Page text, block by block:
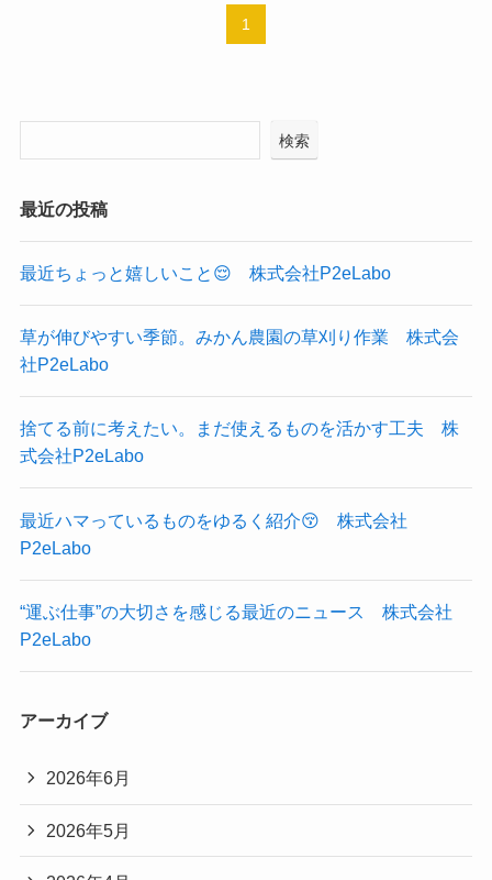
1
検索
最近の投稿
最近ちょっと嬉しいこと😌 株式会社P2eLabo
草が伸びやすい季節。みかん農園の草刈り作業 株式会
社P2eLabo
捨てる前に考えたい。まだ使えるものを活かす工夫 株
式会社P2eLabo
最近ハマっているものをゆるく紹介😚 株式会社
P2eLabo
“運ぶ仕事”の大切さを感じる最近のニュース 株式会社
P2eLabo
アーカイブ
2026年6月
2026年5月